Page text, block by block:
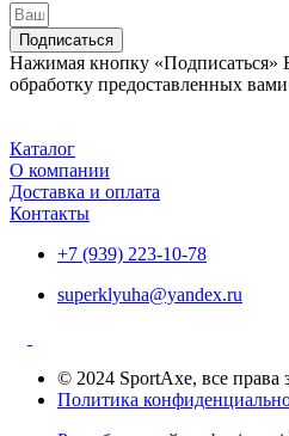
Подписаться
Нажимая кнопку «Подписаться»
обработку предоставленных
Каталог
О компании
Доставка и оплата
Контакты
+7 (939) 223-10-78
superklyuha@yandex.ru
© 2024 SportAxe, все
Политика